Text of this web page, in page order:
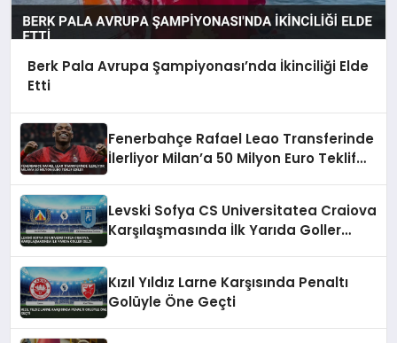
Berk Pala Avrupa Şampiyonası’nda İkinciliği Elde
Etti
Fenerbahçe Rafael Leao Transferinde
İlerliyor Milan’a 50 Milyon Euro Teklif
Levski Sofya CS Universitatea Craiova
Karşılaşmasında İlk Yarıda Goller
Kızıl Yıldız Larne Karşısında Penaltı
Golüyle Öne Geçti